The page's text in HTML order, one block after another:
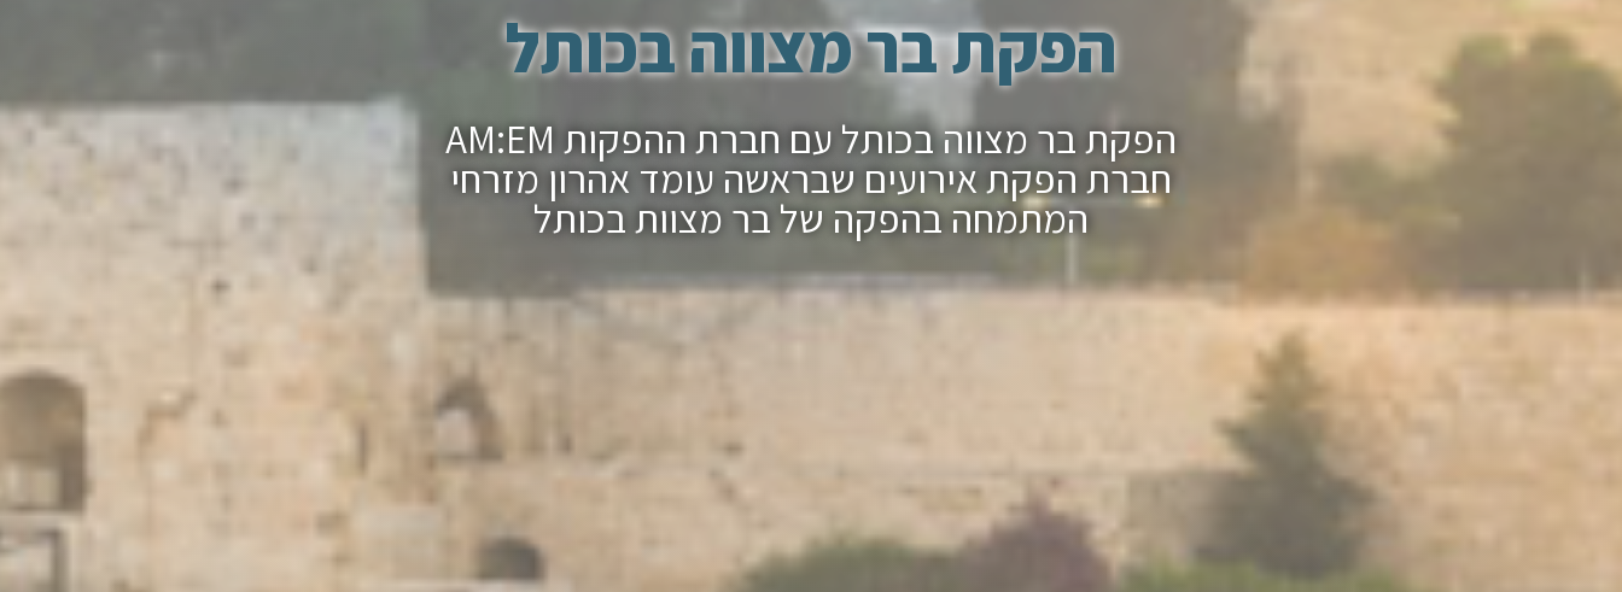
הפקת בר מצווה בכותל
הפקת בר מצווה בכותל עם חברת ההפקות AM:EM
חברת הפקת אירועים שבראשה עומד אהרון מזרחי
המתמחה בהפקה של בר מצוות בכותל